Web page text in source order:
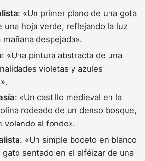
: «Un primer plano de una gota
una hoja verde, reflejando la luz
despejada».
: «Una pintura abstracta de una
violetas y azules
: «Un castillo medieval en la
rodeado de un denso bosque,
volando al fondo».
: «Un simple boceto en blanco
sentado en el alféizar de una